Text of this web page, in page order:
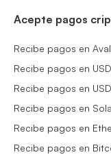
Acepte pagos
Recibe pagos en
Recibe pagos en
Recibe pagos en
Recibe pagos en
Recibe pagos en
Recibe pagos en